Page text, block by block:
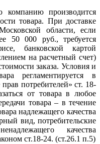
компанию производится
товара. При доставке
области, если
50 000 руб., требуется
банковской картой
на расчетный счет)
заказа. Условия и
регламентируется в
потребителей» ст. 18-
от товара в любое
товара – в течение
надлежащего качества
вид, потребительские
качества
ст.18-24. (ст.26.1 п.5)